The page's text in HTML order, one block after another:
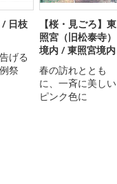
/ 日枝
げる
祭
【桜・見ごろ】東
照宮（旧松泰寺）
境内 / 東照宮境内
春の訪れととも
に、一斉に美しい
ピンク色に